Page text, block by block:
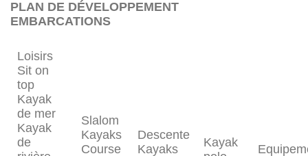
PLAN DE DÉVELOPPEMENT
EMBARCATIONS
Loisirs
Sit on
top
Kayak
de mer
Kayak
de
Slalom
Kayaks
Course
Descente
Kayaks
Kayak